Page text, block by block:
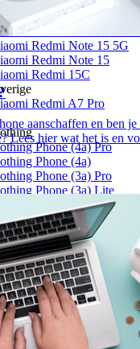
Redmi Note 15 Pro+
Redmi Note 15 Pro
Redmi Note 15 5G
Redmi Note 15
Redmi 15C
Redmi A7 Pro
Phone (4a) Pro
Phone (4a)
Phone (3a) Pro
Phone (3a) Lite
Phone (3)
(Gen. 6)
GT 8 Pro
GT 7 Pro
aanschaffen en ben
Lees hier wat het is en